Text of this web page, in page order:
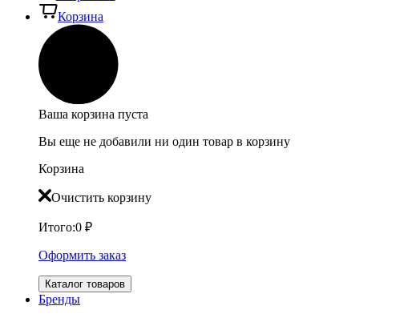
Корзина
Ваша корзина пуста
Вы еще не добавили ни один товар в корзину
Корзина
Очистить корзину
Итого:0 ₽
Оформить заказ
Каталог товаров
Бренды